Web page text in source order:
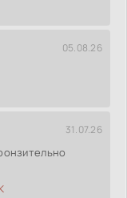
05.08.26
31.07.26